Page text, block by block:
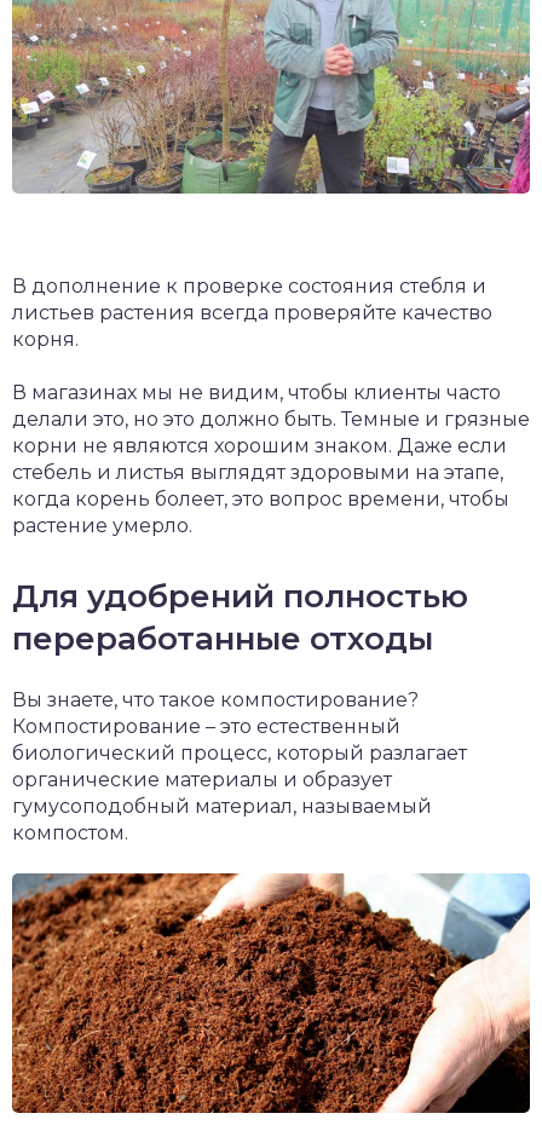
В дополнение к проверке состояния стебля и
листьев растения всегда проверяйте качество
корня.
В магазинах мы не видим, чтобы клиенты часто
делали это, но это должно быть. Темные и грязные
корни не являются хорошим знаком. Даже если
стебель и листья выглядят здоровыми на этапе,
когда корень болеет, это вопрос времени, чтобы
растение умерло.
Для удобрений полностью
переработанные отходы
Вы знаете, что такое компостирование?
Компостирование – это естественный
биологический процесс, который разлагает
органические материалы и образует
гумусоподобный материал, называемый
компостом.